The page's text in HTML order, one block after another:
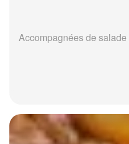
Accompagnées de salade